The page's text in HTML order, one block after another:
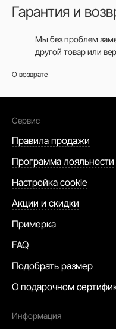
Гарантия и
Мы без проблем
другой товар или
О возврате
Сервис
Правила продажи
Программа лояльности
Настройка cookie
Акции и скидки
Примерка
FAQ
Подобрать размер
О подарочном
Информация